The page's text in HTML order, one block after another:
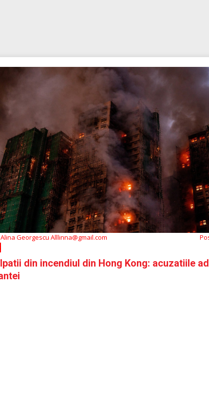
Georgescu Alllinna@gmail.com
din incendiul din Hong Kong: acuzatiile